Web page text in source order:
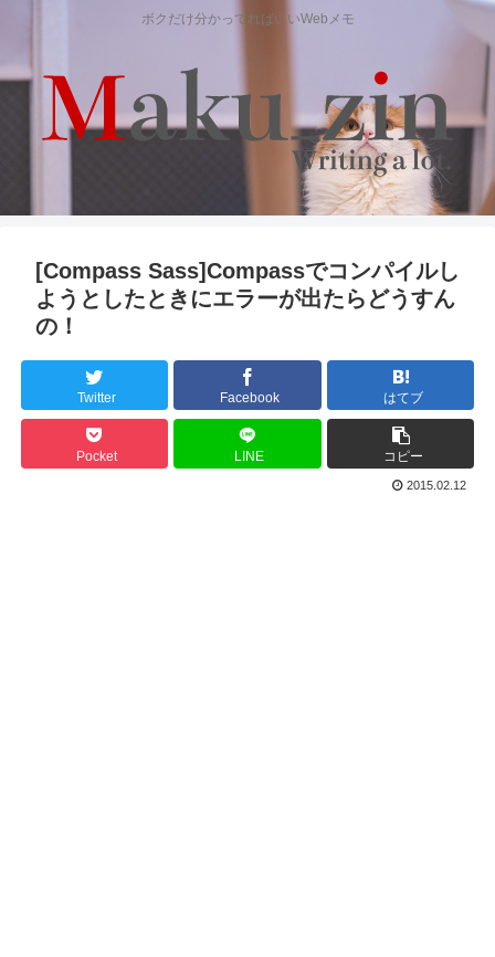
ボクだけ分かってればいいWebメモ
[Compass Sass]Compassでコンパイルし
ようとしたときにエラーが出たらどうすん
の！
Twitter Facebook はてブ
Pocket LINE コピー
2015.02.12